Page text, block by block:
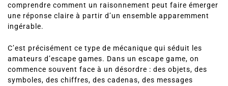
comprendre comment un raisonnement peut faire émerger
une réponse claire à partir d’un ensemble apparemment
ingérable.
C’est précisément ce type de mécanique qui séduit les
amateurs d’escape games. Dans un escape game, on
commence souvent face à un désordre : des objets, des
symboles, des chiffres, des cadenas, des messages